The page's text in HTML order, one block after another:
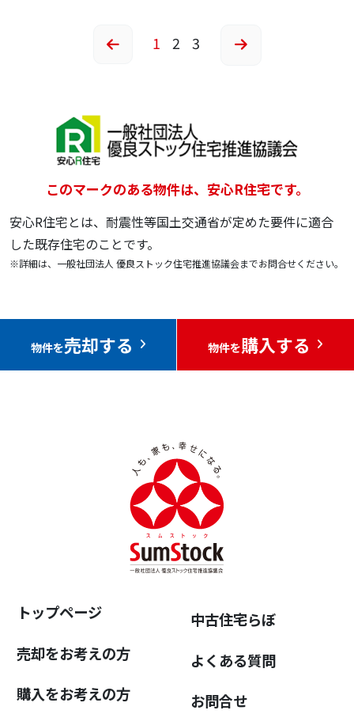
1 2 3
このマークのある物件は、安心R住宅です。
安心R住宅とは、耐震性等国土交通省が定めた要件に適合
した既存住宅のことです。
※詳細は、一般社団法人 優良ストック住宅推進協議会までお問合せください。
物件を売却する 物件を購入する
トップページ
売却をお考えの方
購入をお考えの方
中古住宅らぼ
よくある質問
お問合せ